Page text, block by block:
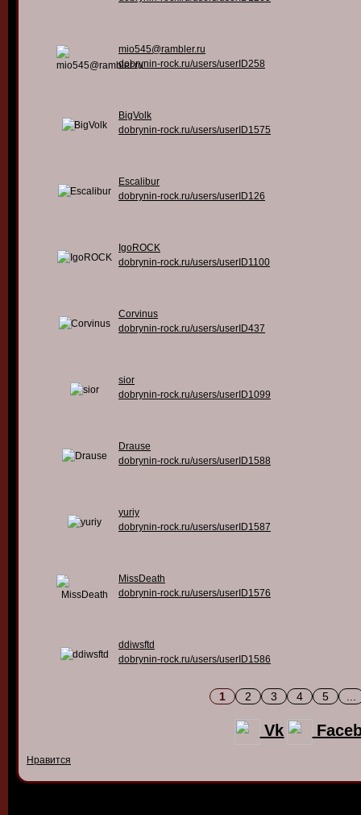
mio545@rambler.ru
dobrynin-rock.ru/users/userID258
BigVolk
dobrynin-rock.ru/users/userID1575
Escalibur
dobrynin-rock.ru/users/userID126
IgoROCK
dobrynin-rock.ru/users/userID1100
Corvinus
dobrynin-rock.ru/users/userID437
sior
dobrynin-rock.ru/users/userID1099
Drause
dobrynin-rock.ru/users/userID1588
yuriy
dobrynin-rock.ru/users/userID1587
MissDeath
dobrynin-rock.ru/users/userID1576
ddiwsftd
dobrynin-rock.ru/users/userID1586
1 2 3 4 5
Vk
Нравится